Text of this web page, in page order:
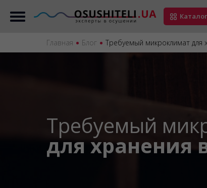
Каталог
Главная Блог Требуемый микроклимат для
Требуемый
для хранения